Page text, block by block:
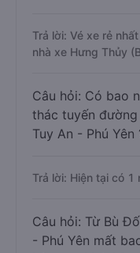
Trả lời: Vé xe rẻ
nhà xe Hưng Thủy
Câu hỏi: Có bao
thác tuyến
Tuy An - Phú Yên
Trả lời: Hiện tại có
Câu hỏi: Từ Bù
- Phú Yên mất